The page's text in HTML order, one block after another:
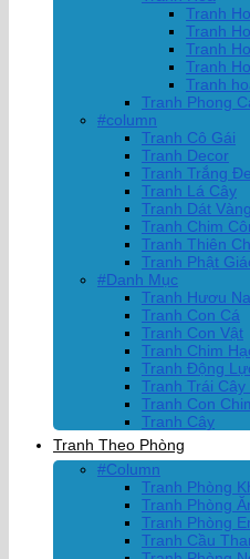
Tranh
Tranh
Tranh
Tranh
Tranh
Tranh Phong
#column
Tranh Cô Gái
Tranh Decor
Tranh Trắng
Tranh Lá Cây
Tranh Dát Vàng
Tranh Chim
Tranh Thiên
Tranh Phật
#Danh Mục
Tranh Hươu
Tranh Con Cá
Tranh Con Vật
Tranh Chim
Tranh Động
Tranh Trái
Tranh Con
Tranh Cây
Tranh Theo Phòng
#Column
Tranh Phòng
Tranh Phòng
Tranh Phòng
Tranh Cầu